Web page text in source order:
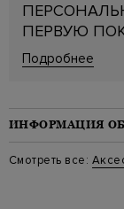
ПЕРВУЮ
Подробнее
ИНФОРМАЦИЯ
Материал: хлопок
Смотреть все: